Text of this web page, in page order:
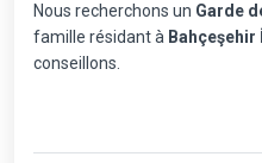
Nous recherchons un Garde
famille résidant à Bahçeşehir
conseillons.